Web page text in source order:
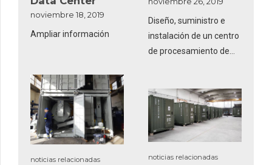
desechos.
Diseño, suministro e
instalación de un centro
de procesamiento de
noviembre 18, 2019
Ampliar información
noticias relacionadas noticias relacionadas